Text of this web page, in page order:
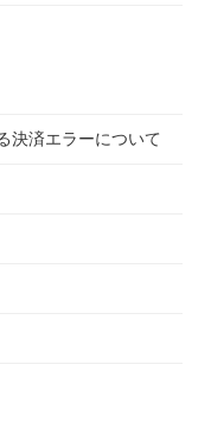
決済エラーについて